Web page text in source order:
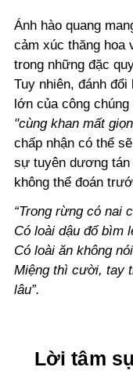
Ánh hào quang
cảm xúc thăng hoa
trong những đặc
Tuy nhiên, đánh
lớn của công chúng
"cùng khan mất
chấp nhận có thể
sự tuyên dương
không thể đoán
“Trong rừng có nai
Có loài dậu đổ bìm
Có loài ăn không
Miệng thì cười, tay
lâu”.
Lời tâm